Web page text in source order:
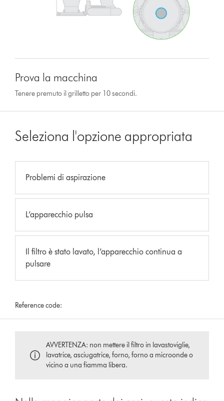
Prova la macchina
Tenere premuto il grilletto per 10 secondi.
Seleziona l'opzione appropriata
Problemi di aspirazione
L’apparecchio pulsa
Il filtro è stato lavato, l’apparecchio continua a
pulsare
Reference code:
AVVERTENZA: non mettere il filtro in lavastoviglie,
lavatrice, asciugatrice, forno, forno a microonde o
vicino a una fiamma libera.